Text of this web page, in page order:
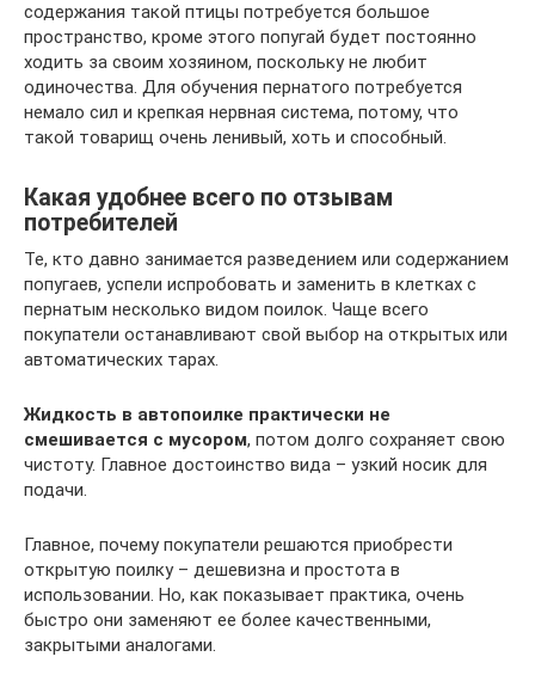
содержания такой птицы потребуется большое
пространство, кроме этого попугай будет постоянно
ходить за своим хозяином, поскольку не любит
одиночества. Для обучения пернатого потребуется
немало сил и крепкая нервная система, потому, что
такой товарищ очень ленивый, хоть и способный.
Какая удобнее всего по отзывам
потребителей
Те, кто давно занимается разведением или содержанием
попугаев, успели испробовать и заменить в клетках с
пернатым несколько видом поилок. Чаще всего
покупатели останавливают свой выбор на открытых или
автоматических тарах.
Жидкость в автопоилке практически не
смешивается с мусором, потом долго сохраняет свою
чистоту. Главное достоинство вида – узкий носик для
подачи.
Главное, почему покупатели решаются приобрести
открытую поилку – дешевизна и простота в
использовании. Но, как показывает практика, очень
быстро они заменяют ее более качественными,
закрытыми аналогами.